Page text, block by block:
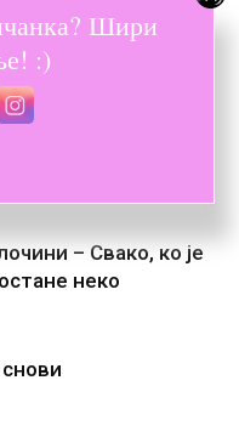
– Свако, ко је
некo
Шири
:)